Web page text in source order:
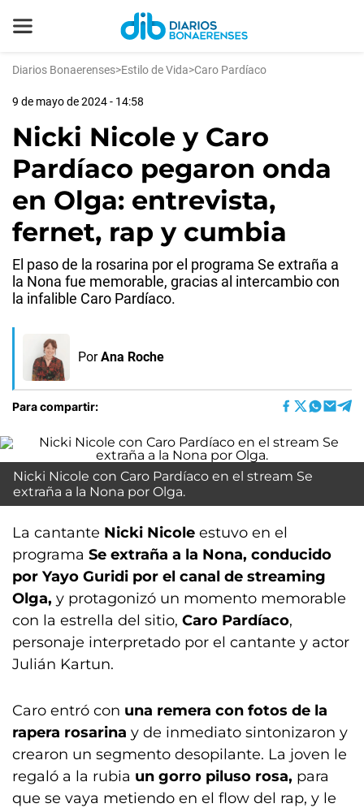
Diarios Bonaerenses>Estilo de Vida>Caro Pardíaco
9 de mayo de 2024 - 14:58
Nicki Nicole y Caro
Pardíaco pegaron onda
en Olga: entrevista,
fernet, rap y cumbia
El paso de la rosarina por el programa Se extraña a
la Nona fue memorable, gracias al intercambio con
la infalible Caro Pardíaco.
Por Ana Roche
Para compartir:
Nicki Nicole con Caro Pardíaco en el stream Se
extraña a la Nona por Olga.
La cantante Nicki Nicole estuvo en el
programa Se extraña a la Nona, conducido
por Yayo Guridi por el canal de streaming
Olga, y protagonizó un momento memorable
con la estrella del sitio, Caro Pardíaco,
personaje interpretado por el cantante y actor
Julián Kartun.
Caro entró con una remera con fotos de la
rapera rosarina y de inmediato sintonizaron y
crearon un segmento desopilante. La joven le
regaló a la rubia un gorro piluso rosa, para
que se vaya metiendo en el flow del rap, y le